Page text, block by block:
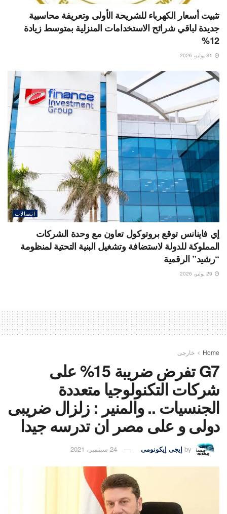
تثبيت أسعار الكهرباء للشريحة الأولى وتعريفة محاسبية
جديدة لباقي شرائح الاستخدامات المنزلية بمتوسط زيادة
12%
اتصالات
إي فاينانس توقع بروتوكول تعاون مع وحدة الشركات
المملوكة للدولة لاستضافة وتشغيل البنية التحتية لمنظومة
“رشيد” الرقمية
Home خارجى
G7 تفرض ضريبة 15% على
شركات التكنولوجيا متعددة
الجنسيات .. والمنير : زلزال ضريبى
دولى و على مصر ان تدرسه جيدا
by إيجى إيكونومى 24 سبتمبر، 2021